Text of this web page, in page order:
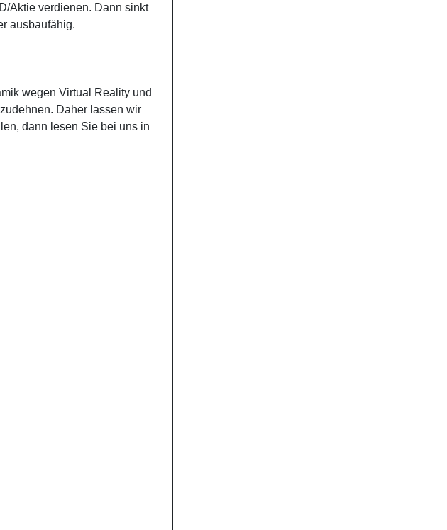
Aktie verdienen. Dann sinkt
ausbaufähig.
wegen Virtual Reality und
Daher lassen wir
dann lesen Sie bei uns in